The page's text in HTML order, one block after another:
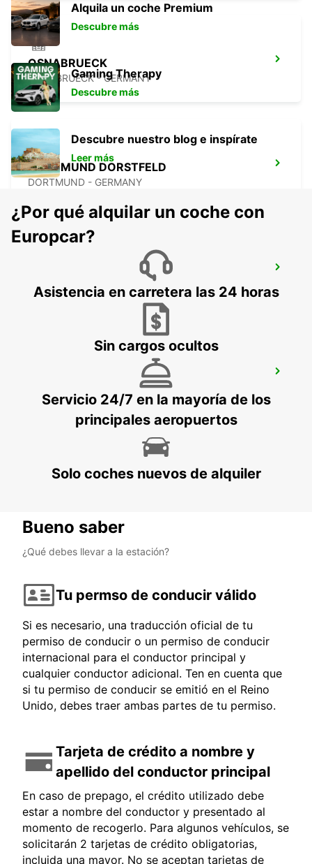
OSNABRUECK
OSNABRUECK - GERMANY
DORTMUND DORSTFELD
DORTMUND - GERMANY
RECKLINGHAUSEN - GERMANY
Alquila un coche Premium
Descubre más
Gaming Therapy
Descubre más
Descubre nuestro blog e inspírate
Leer más
¿Por qué alquilar un coche con
Europcar?
Asistencia en carretera las 24 horas
Sin cargos ocultos
Servicio 24/7 en la mayoría de los
principales aeropuertos
Solo coches nuevos de alquiler
Bueno saber
¿Qué debes llevar a la estación?
Tu permso de conducir válido
Si es necesario, una traducción oficial de tu
permiso de conducir o un permiso de conducir
internacional para el conductor principal y
cualquier conductor adicional. Ten en cuenta que
si tu permiso de conducir se emitió en el Reino
Unido, debes traer ambas partes de tu permiso.
Tarjeta de crédito a nombre y
apellido del conductor principal
En caso de prepago, el crédito utilizado debe
estar a nombre del conductor y presentado al
momento de recogerlo. Para algunos vehículos, se
solicitarán 2 tarjetas de crédito obligatorias,
incluida una mayor. No se aceptan tarjetas de